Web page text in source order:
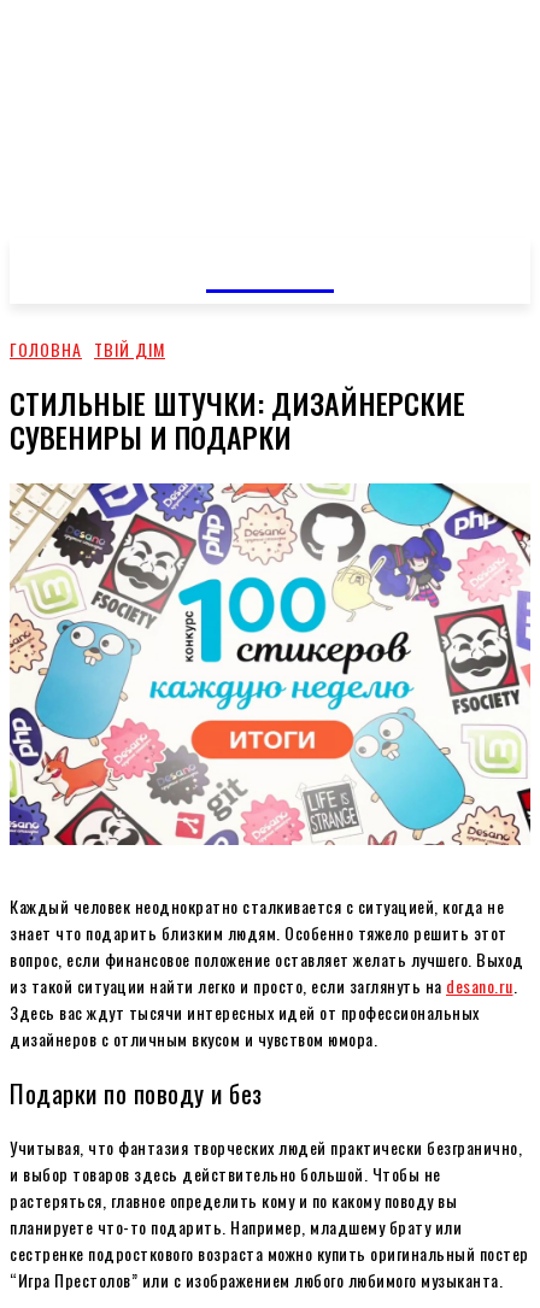
ГОЛОВНА ТВІЙ ДІМ
СТИЛЬНЫЕ ШТУЧКИ: ДИЗАЙНЕРСКИЕ
СУВЕНИРЫ И ПОДАРКИ
Каждый человек неоднократно сталкивается с ситуацией, когда не
знает что подарить близким людям. Особенно тяжело решить этот
вопрос, если финансовое положение оставляет желать лучшего. Выход
из такой ситуации найти легко и просто, если заглянуть на desano.ru
Здесь вас ждут тысячи интересных идей от профессиональных
дизайнеров с отличным вкусом и чувством юмора.
Подарки по поводу и без
Учитывая, что фантазия творческих людей практически безгранично,
и выбор товаров здесь действительно большой. Чтобы не
растеряться, главное определить кому и по какому поводу вы
планируете что-то подарить. Например, младшему брату или
сестренке подросткового возраста можно купить оригинальный постер
“Игра Престолов” или с изображением любого любимого музыканта.